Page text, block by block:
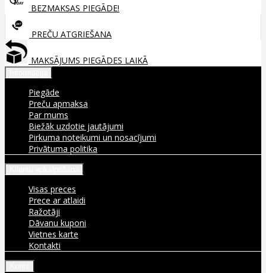
BEZMAKSAS PIEGĀDE!
PREČU ATGRIEŠANA
MAKSĀJUMS PIEGĀDES LAIKĀ
Piegāde
Preču apmaksa
Par mums
Biežāk uzdotie jautājumi
Pirkuma noteikumi un nosacījumi
Privātuma politika
Visas preces
Prece ar atlaidi
Ražotāji
Dāvanu kuponi
Vietnes karte
Kontakti